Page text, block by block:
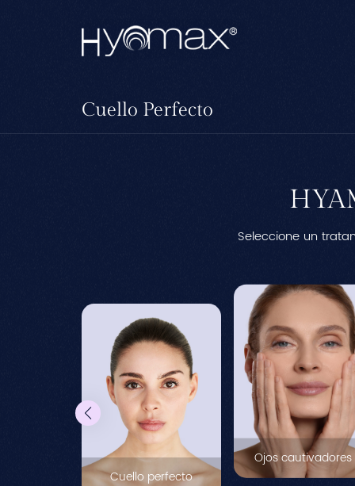
Cuello Perfecto
Seleccione un
Cuello perfecto
Ojos cautivadores